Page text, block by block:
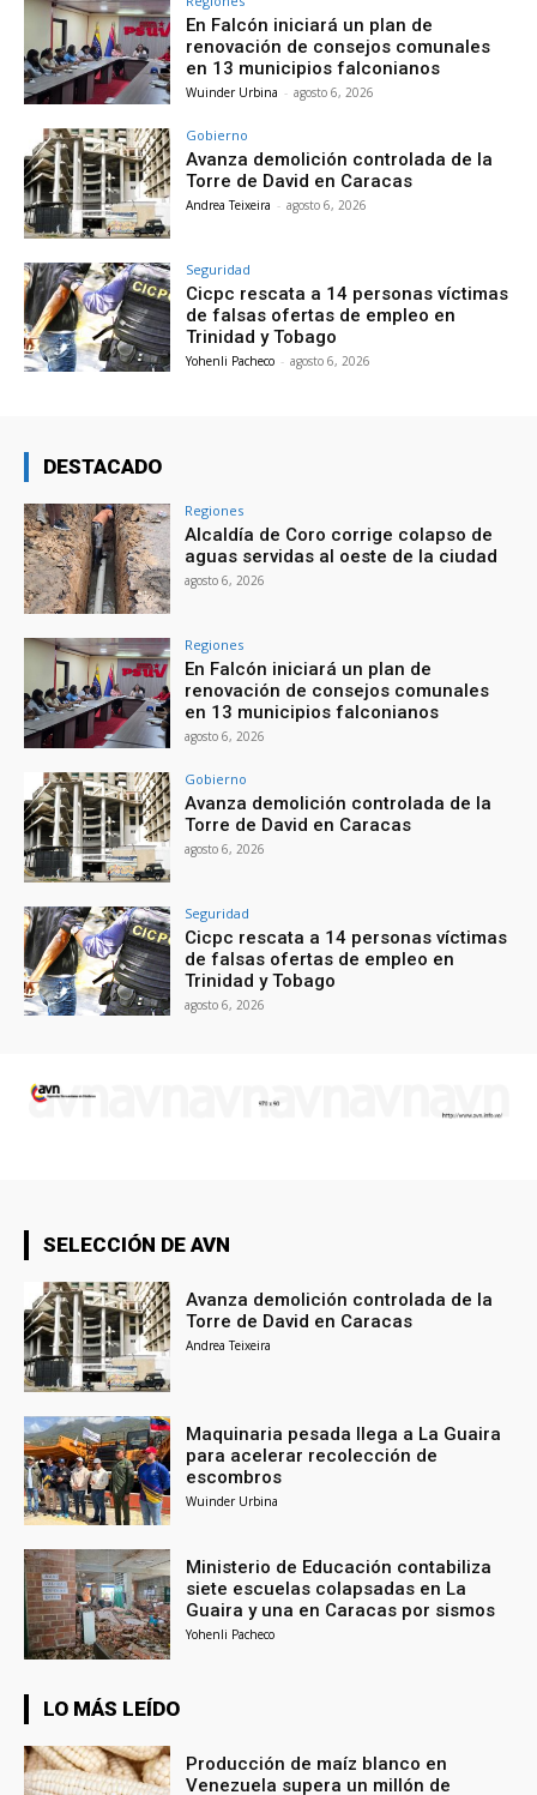
En Falcón iniciará un plan de
renovación de consejos comunales
en 13 municipios falconianos
Wuinder Urbina - agosto 6, 2026
Gobierno
Avanza demolición controlada de la
Torre de David en Caracas
Andrea Teixeira - agosto 6, 2026
Seguridad
Cicpc rescata a 14 personas víctimas
de falsas ofertas de empleo en
Trinidad y Tobago
Yohenli Pacheco - agosto 6, 2026
DESTACADO
Regiones
Alcaldía de Coro corrige colapso de
aguas servidas al oeste de la ciudad
agosto 6, 2026
Regiones
En Falcón iniciará un plan de
renovación de consejos comunales
en 13 municipios falconianos
agosto 6, 2026
Gobierno
Avanza demolición controlada de la
Torre de David en Caracas
agosto 6, 2026
Seguridad
Cicpc rescata a 14 personas víctimas
de falsas ofertas de empleo en
Trinidad y Tobago
agosto 6, 2026
SELECCIÓN DE AVN
Avanza demolición controlada de la
Torre de David en Caracas
Andrea Teixeira
Maquinaria pesada llega a La Guaira
para acelerar recolección de
escombros
Wuinder Urbina
Ministerio de Educación contabiliza
siete escuelas colapsadas en La
Guaira y una en Caracas por sismos
Yohenli Pacheco
LO MÁS LEÍDO
Producción de maíz blanco en
Venezuela supera un millón de